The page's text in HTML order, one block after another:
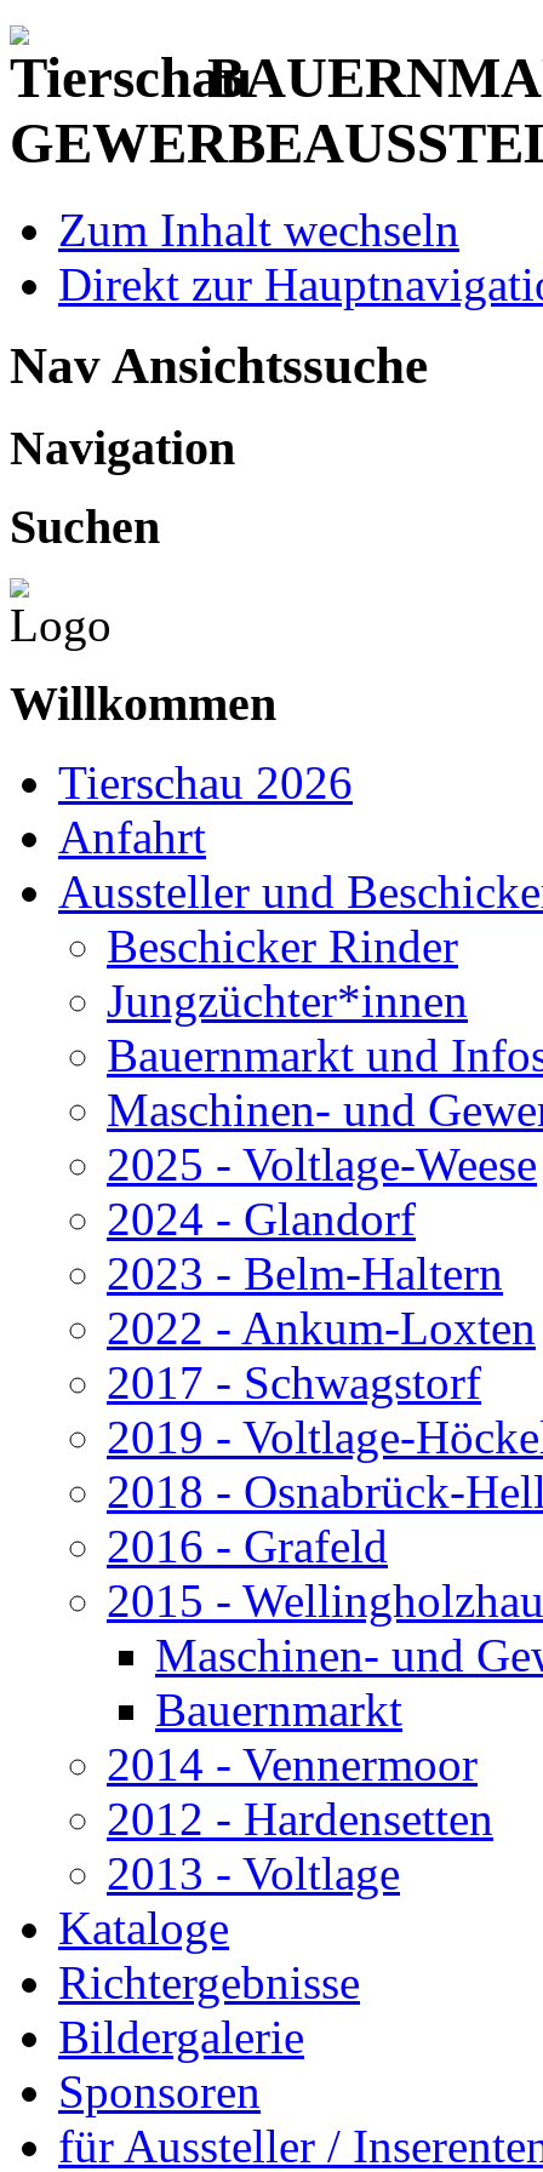
Zum Inhalt wechseln
Direkt zur
Nav Ansichtssuche
Navigation
Suchen
Willkommen
Tierschau 2026
Anfahrt
Aussteller und
Beschicker Rinder
Jungzüchter*innen
Bauernmarkt und
Maschinen- und
2025 - Voltlage-Weese
2024 - Glandorf
2023 - Belm-Haltern
2022 - Ankum-Loxten
2017 - Schwagstorf
2019 - Voltlage-
2018 - Osnabrück-
2016 - Grafeld
2015 -
Maschinen- und
Bauernmarkt
2014 - Vennermoor
2012 - Hardensetten
2013 - Voltlage
Kataloge
Richtergebnisse
Bildergalerie
Sponsoren
für Aussteller /